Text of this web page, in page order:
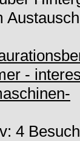
Austausch
-
4